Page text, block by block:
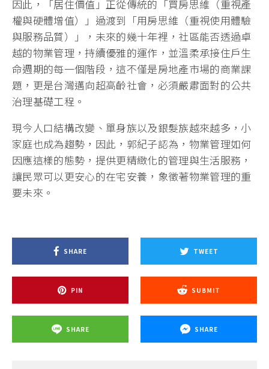
因此，「居住價值」正從傳統的「買房思維（重視產
權與硬體增值）」過渡到「用房思維（重視使用體驗
與服務品質）」，未來的幾十年裡，社區能否透過卓
越的物業管理，持續優雅的運作，並溫柔承接住戶生
命週期的每一個階段，這不僅是房地產市場的商業課
題，更是台灣邁向超高齡社會，必須嚴肅面對的公共
治理基礎工程。
現今人口結構改變、單身族以及銀髮族越來越多，小
家庭也成為趨勢，因此，郭紀子認為，物業管理如何
因應這樣的態勢，提供更精緻化的管理與生活服務，
讓民眾可以更安心的在宅安養，象徵著物業管理的重
要未來。
SHARE TWEET
PIN SUBMIT
SHARE SHARE